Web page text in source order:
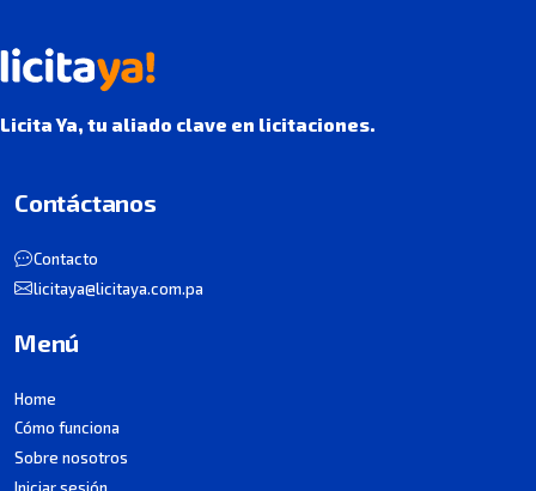
Licita Ya, tu aliado clave en licitaciones.
Contáctanos
Contacto
licitaya@licitaya.com.pa
Menú
Home
Cómo funciona
Sobre nosotros